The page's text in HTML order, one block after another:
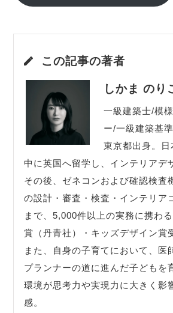
この記事の著者
しかま のり
一級建築士/模
ー/一級建築基
東京都出身。
中に英国へ留学し、インテリアデ
その後、ゼネコンおよび確認検査
の設計・審査・検査・インテリア
まで、5,000件以上の実務に携わ
賞（丹青社）・キッズデザイン賞
また、自身の子育てにおいて、医
プランナーの道に進んだ子どもを
環境が思考力や実現力に大きく影
感。